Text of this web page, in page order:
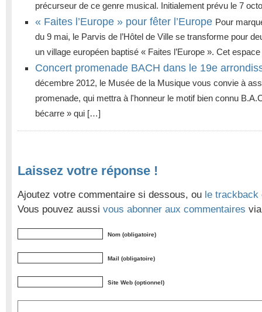
précurseur de ce genre musical. Initialement prévu le 7
« Faites l’Europe » pour fêter l’Europe Pour
du 9 mai, le Parvis de l’Hôtel de Ville se transforme pour
un village européen baptisé « Faites l’Europe ». Cet
Concert promenade BACH dans le 19e
décembre 2012, le Musée de la Musique vous convie à
promenade, qui mettra à l'honneur le motif bien connu
bécarre » qui […]
Laissez votre réponse !
Ajoutez votre commentaire si dessous, ou le trackback
Vous pouvez aussi vous abonner aux commentaires
Nom (obligatoire)
Mail (obligatoire)
Site Web (optionnel)